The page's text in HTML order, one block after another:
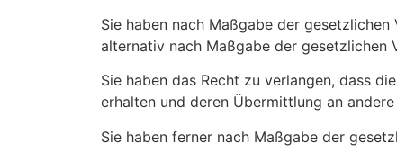
Sie haben nach Maßgabe der
alternativ nach Maßgabe der gesetzlichen
Sie haben das Recht zu verlangen, dass
erhalten und deren Übermittlung an
Sie haben ferner nach Maßgabe der